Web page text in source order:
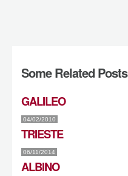
Some Related Posts
GALILEO
04/02/2010
TRIESTE
06/11/2014
ALBINO